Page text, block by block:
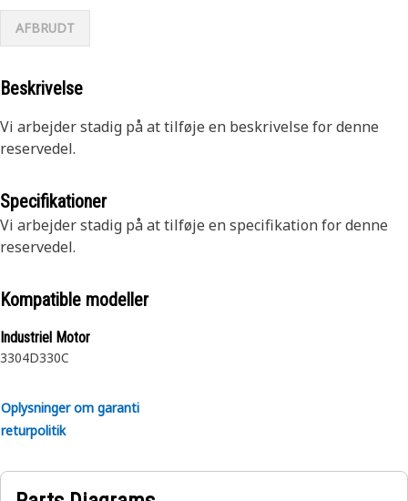
AFBRUDT
Beskrivelse
Vi arbejder stadig på at tilføje en beskrivelse for denne
reservedel.
Specifikationer
Vi arbejder stadig på at tilføje en specifikation for denne
reservedel.
Kompatible modeller
Industriel Motor
3304D330C
Oplysninger om garanti
returpolitik